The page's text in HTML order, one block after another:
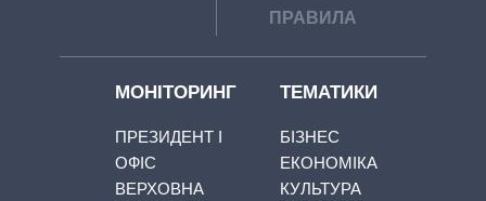
ПРАВИЛА
МОНІТОРИНГ
ПРЕЗИДЕНТ І
ОФІС
ВЕРХОВНА
ТЕМАТИКИ
БІЗНЕС
ЕКОНОМІКА
КУЛЬТУРА